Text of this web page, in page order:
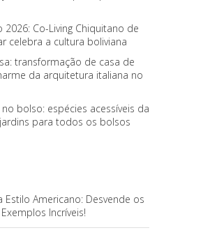
2026: Co-Living Chiquitano de
celebra a cultura boliviana
transformação de casa de
da arquitetura italiana no
bolso: espécies acessíveis da
jardins para todos os bolsos
Estilo Americano: Desvende os
Incríveis!